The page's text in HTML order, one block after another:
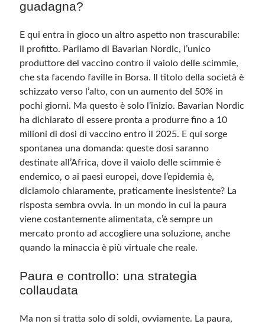
guadagna?
E qui entra in gioco un altro aspetto non trascurabile:
il profitto. Parliamo di Bavarian Nordic, l’unico
produttore del vaccino contro il vaiolo delle scimmie,
che sta facendo faville in Borsa. Il titolo della società è
schizzato verso l’alto, con un aumento del 50% in
pochi giorni. Ma questo è solo l’inizio. Bavarian Nordic
ha dichiarato di essere pronta a produrre fino a 10
milioni di dosi di vaccino entro il 2025. E qui sorge
spontanea una domanda: queste dosi saranno
destinate all’Africa, dove il vaiolo delle scimmie è
endemico, o ai paesi europei, dove l’epidemia è,
diciamolo chiaramente, praticamente inesistente? La
risposta sembra ovvia. In un mondo in cui la paura
viene costantemente alimentata, c’è sempre un
mercato pronto ad accogliere una soluzione, anche
quando la minaccia è più virtuale che reale.
Paura e controllo: una strategia
collaudata
Ma non si tratta solo di soldi, ovviamente. La paura,